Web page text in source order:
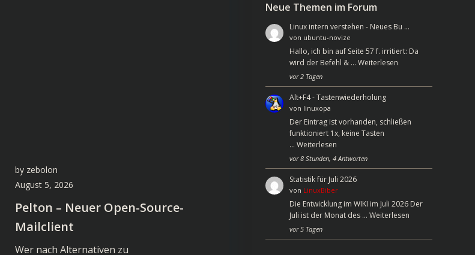
by zebolon
August 5, 2026
Pelton – Neuer Open-Source-
Mailclient
Wer nach Alternativen zu
Neue Themen im Forum
Linux intern verstehen - Neues Bu …
von ubuntu-novize
Hallo, ich bin auf Seite 57 f. irritiert: Da
wird der Befehl & … Weiterlesen
vor 2 Tagen
Alt+F4 - Tastenwiederholung
von linuxopa
Der Eintrag ist vorhanden, schließen
funktioniert 1x, keine Tasten
… Weiterlesen
vor 8 Stunden, 4 Antworten
Statistik für Juli 2026
von LinuxBiber
Die Entwicklung im WIKI im Juli 2026 Der
Juli ist der Monat des … Weiterlesen
vor 5 Tagen